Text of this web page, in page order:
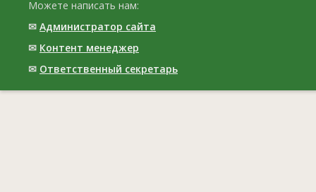
Можете написать нам:
✉ Администратор сайта
✉ Контент менеджер
✉ Ответственный cекретарь